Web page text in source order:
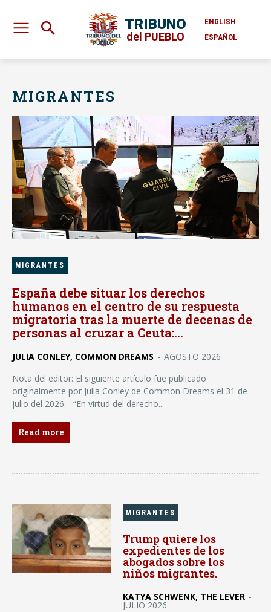
TRIBUNO
del PUEBLO
ENGLISH
ESPAÑOL
MIGRANTES
MIGRANTES
España debe situar los derechos
humanos en el centro de su respuesta
migratoria tras la muerte de decenas de
personas al cruzar a Ceuta:...
JULIA CONLEY, COMMON DREAMS - AGOSTO 2026
Nota del editor: El siguiente artículo fue publicado
originalmente por Julia Conley de Common Dreams el 31 de
julio del 2026. “En virtud del derecho...
Read more
MIGRANTES
Trump quiere los
expedientes de los
abogados sobre los
niños migrantes.
KATYA SCHWENK, THE LEVER -
JULIO 2026